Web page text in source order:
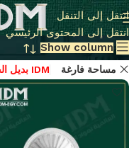
انتقل إلى التنقل
انتقل إلى المحتوى الرئيسي
منتجات فيوتك idm اصلي بسعر المصنع
Show column
مساحة فارغة بديل الخشب فيوتك IDM